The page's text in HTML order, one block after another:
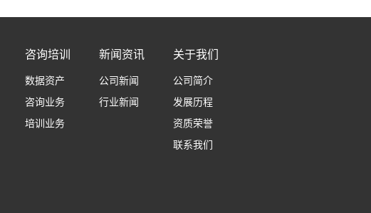
咨询培训
数据资产
咨询业务
培训业务
新闻资讯
公司新闻
行业新闻
关于我们
公司简介
发展历程
资质荣誉
联系我们